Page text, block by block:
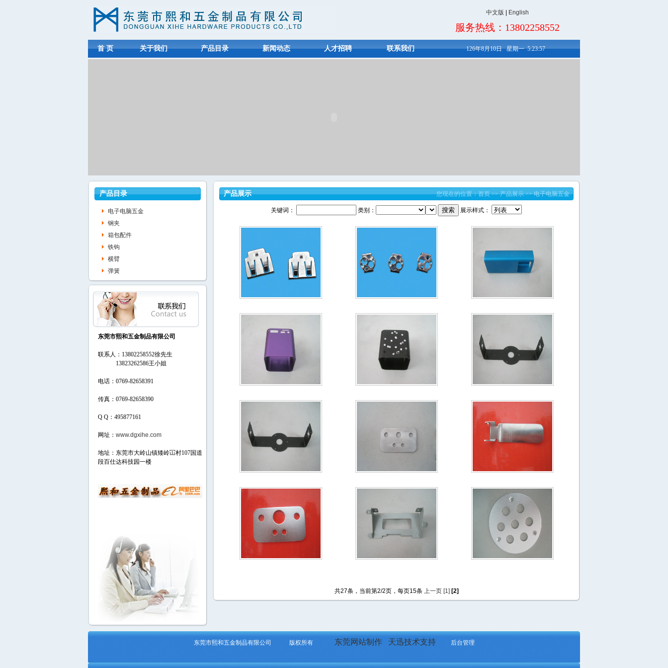
中文版 English
服务热线：13802258552
首 页 关于我们 产品目录 新闻动态 人才招聘 联系我们 126年8月10日星期一5:23:57
产品目录
电子电脑五金
钢夹
箱包配件
铁钩
横臂
弹簧
东莞市熙和五金制品有限公司
联系人：13802258552徐先生
13823262586王小姐
电话：0769-82658391
传真：0769-82658390
Q Q：495877161
网址： www.dgxihe.com
地址：东莞市大岭山镇矮岭冚村107国道
段百仕达科技园一楼
产品展示 您现在的位置：首页 >> 产品展示 >> 电子电脑五金
关键词： 类别： 展示样式：
共27条，当前第2/2页，每页15条 上一页 [1] [2]
东莞市熙和五金制品有限公司 版权所有 东莞网站制作 天迅技术支持 后台管理